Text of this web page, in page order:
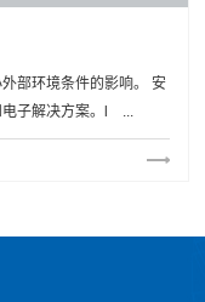
部环境条件的影响。 安
电子解决方案。l ...